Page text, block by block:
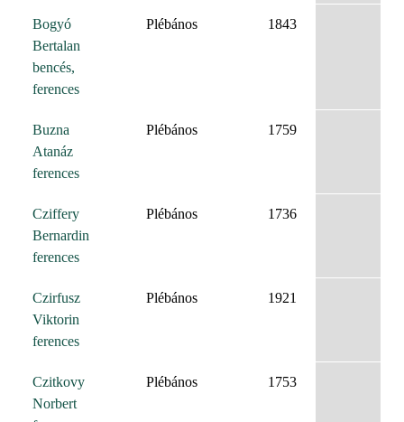
Bogyó
Bertalan
bencés,
ferences
Plébános 1843
Buzna
Atanáz
ferences
Plébános 1759
Cziffery
Bernardin
ferences
Plébános 1736
Czirfusz
Viktorin
ferences
Plébános 1921
Czitkovy
Norbert
Plébános 1753